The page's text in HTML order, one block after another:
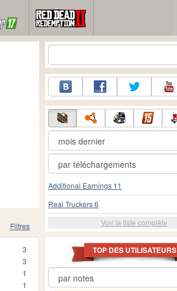
Filtres
3
3
1
1
Additional Earnings 11
Real Truckers 6
Voir la liste complète
TOP DES UTILISATEURS